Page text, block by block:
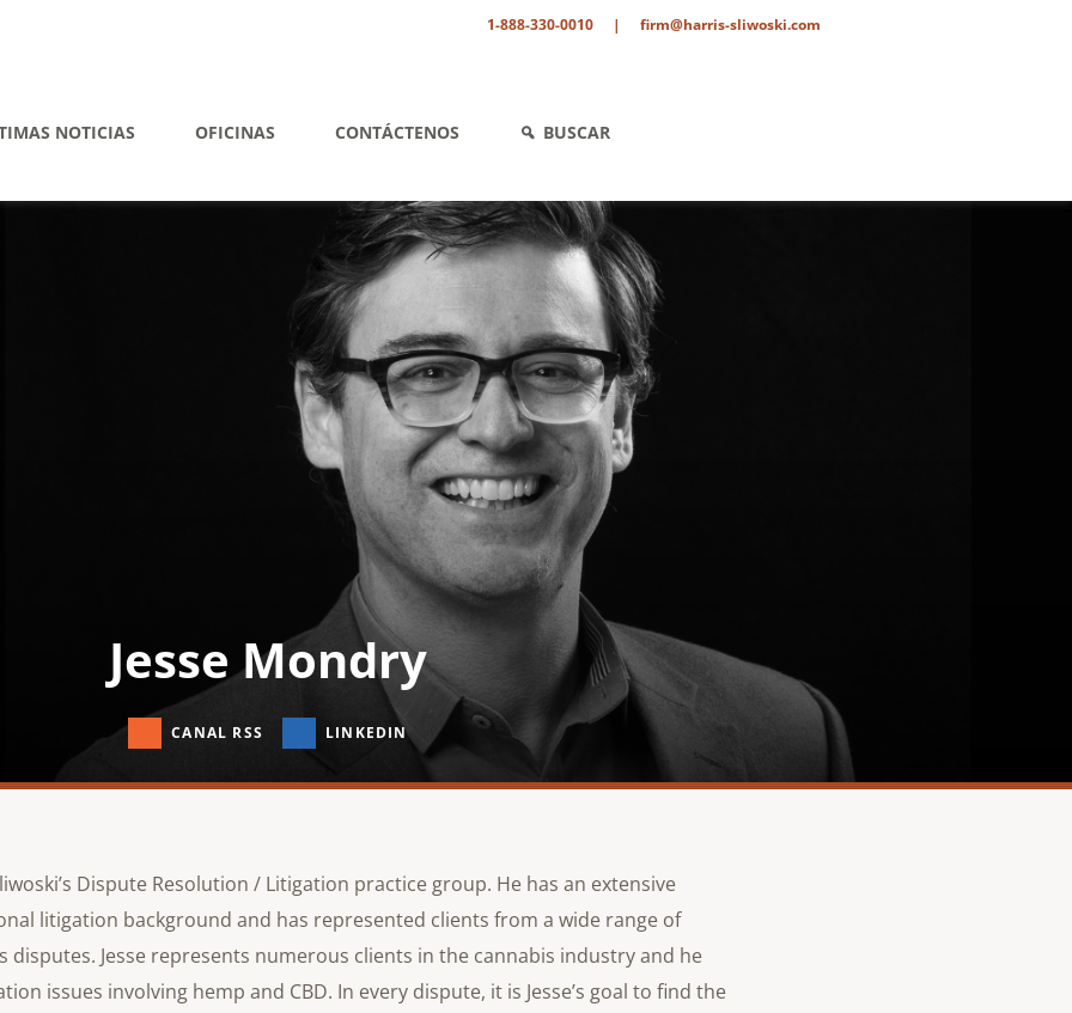
1-888-330-0010 | firm@harris-sliwoski.com
NOTICIAS OFICINAS CONTÁCTENOS BUSCAR
Jesse Mondry
CANAL RSS LINKEDIN
Dispute Resolution / Litigation practice group. He has an extensive
litigation background and has represented clients from a wide range of
disputes. Jesse represents numerous clients in the cannabis industry and he
issues involving hemp and CBD. In every dispute, it is Jesse’s goal to find the